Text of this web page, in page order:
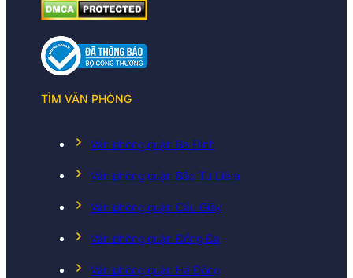
TÌM VĂN PHÒNG
Văn phòng quận Ba Đình
Văn phòng quận Bắc Từ Liêm
Văn phòng quận Cầu Giấy
Văn phòng quận Đống Đa
Văn phòng quận Hà Đông